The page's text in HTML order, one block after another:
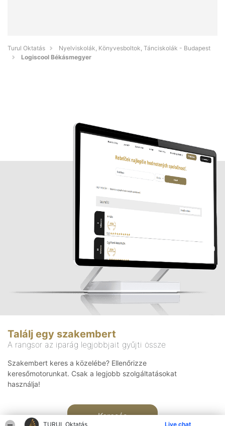
TURUL Oktatás Live chat
Turul Oktatás
Nyelviskolák, Könyvesboltok, Tánciskolák - Budapest
Logiscool Békásmegyer
Találj egy szakembert
A rangsor az iparág legjobbjait gyűjti össze
Szakembert keres a közelébe? Ellenőrizze
keresőmotorunkat. Csak a legjobb szolgáltatásokat
használja!
Keresés